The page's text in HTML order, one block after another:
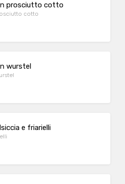
prosciutto cotto
cotto
wurstel
e friarielli